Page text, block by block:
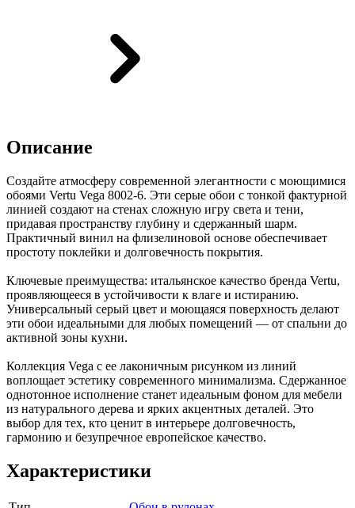
Описание
Создайте атмосферу современной элегантности с моющимися
обоями Vertu Vega 8002-6. Эти серые обои с тонкой фактурной
линией создают на стенах сложную игру света и тени,
придавая пространству глубину и сдержанный шарм.
Практичный винил на флизелиновой основе обеспечивает
простоту поклейки и долговечность покрытия.
Ключевые преимущества: итальянское качество бренда Vertu,
проявляющееся в устойчивости к влаге и истиранию.
Универсальный серый цвет и моющаяся поверхность делают
эти обои идеальными для любых помещений — от спальни до
активной зоны кухни.
Коллекция Vega с ее лаконичным рисунком из линий
воплощает эстетику современного минимализма. Сдержанное
однотонное исполнение станет идеальным фоном для мебели
из натурального дерева и ярких акцентных деталей. Это
выбор для тех, кто ценит в интерьере долговечность,
гармонию и безупречное европейское качество.
Характеристики